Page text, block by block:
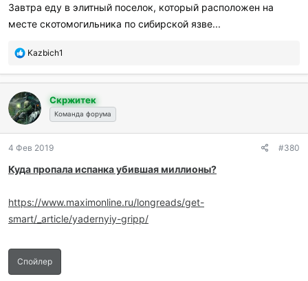
и
л
:
Завтра еду в элитный поселок, который расположен на
месте скотомогильника по сибирской язве...
П
б
а
г
о
а
и
и
Kazbich1
Скржитек
Команда форума
4 Фев 2019 #380
Куда пропала испанка убившая миллионы?
https://www.maximonline.ru/longreads/get-
smart/_article/yadernyiy-gripp/
Спойлер